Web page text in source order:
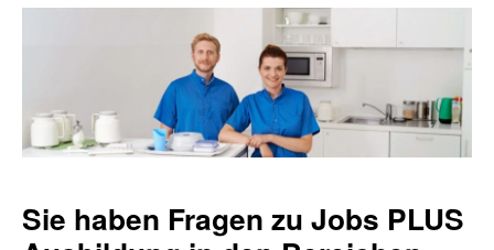
Sie haben Fragen zu Jobs PLUS